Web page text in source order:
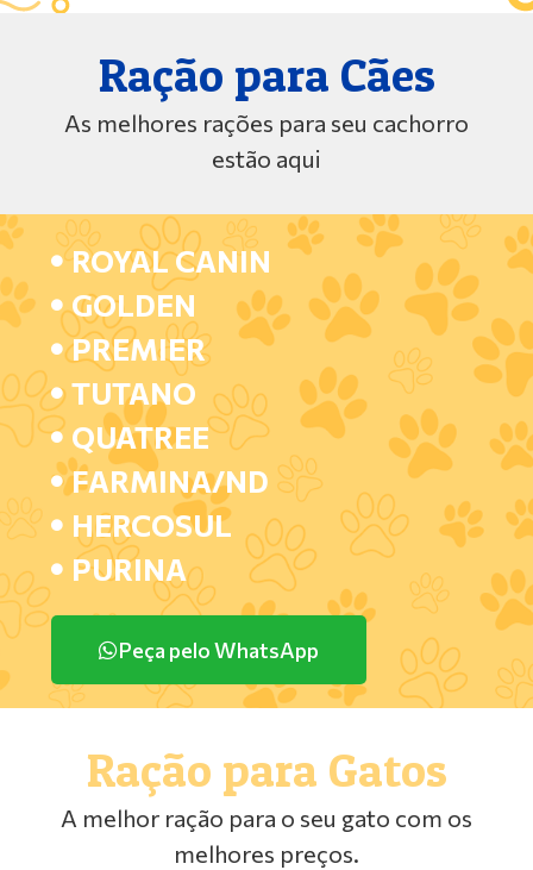
Ração para Cães
As melhores rações para seu cachorro
estão aqui
ROYAL CANIN
GOLDEN
PREMIER
TUTANO
QUATREE
FARMINA/ND
HERCOSUL
PURINA
Peça pelo WhatsApp
Ração para Gatos
A melhor ração para o seu gato com os
melhores preços.